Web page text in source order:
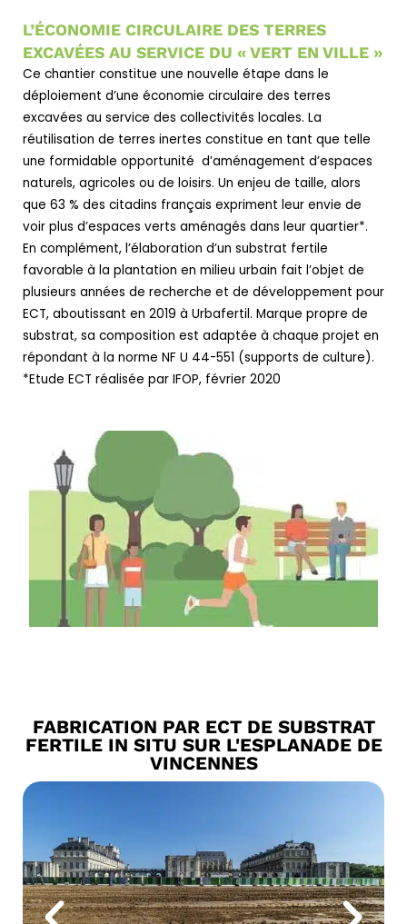
L’ÉCONOMIE CIRCULAIRE DES TERRES
EXCAVÉES AU SERVICE DU « VERT EN VILLE »
Ce chantier constitue une nouvelle étape dans le
déploiement d’une économie circulaire des terres
excavées au service des collectivités locales. La
réutilisation de terres inertes constitue en tant que telle
une formidable opportunité d’aménagement d’espaces
naturels, agricoles ou de loisirs. Un enjeu de taille, alors
que 63 % des citadins français expriment leur envie de
voir plus d’espaces verts aménagés dans leur quartier*.
En complément, l’élaboration d’un substrat fertile
favorable à la plantation en milieu urbain fait l’objet de
plusieurs années de recherche et de développement pour
ECT, aboutissant en 2019 à Urbafertil. Marque propre de
substrat, sa composition est adaptée à chaque projet en
répondant à la norme NF U 44-551 (supports de culture).
*Etude ECT réalisée par IFOP, février 2020
FABRICATION PAR ECT DE SUBSTRAT
FERTILE IN SITU SUR L'ESPLANADE DE
VINCENNES